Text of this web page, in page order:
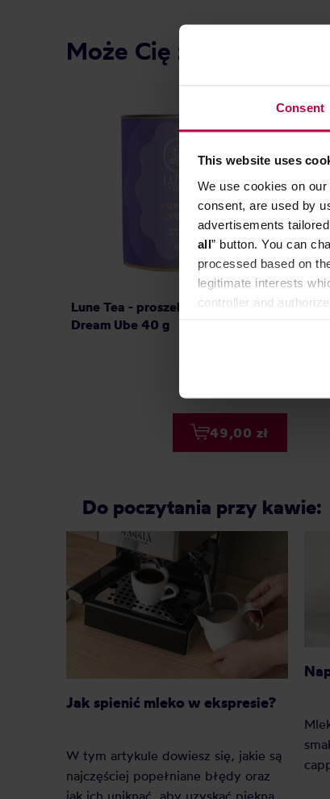
Consent
This website uses
We use cookies on
consent, are used by
advertisements
all” button. You can
processed based on
legitimate interests
controller and
Może Cię zainteresować
Lune Tea - proszek ube Purple
Dream Ube 40 g
49,00 zł
Do poczytania przy kawie:
Jak spienić mleko w ekspresie?
W tym artykule dowiesz się, jakie są
najczęściej popełniane błędy oraz